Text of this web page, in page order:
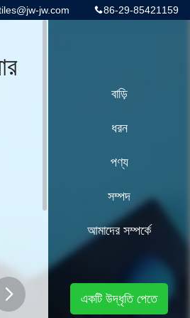
86-29-85421159
jw.com
বাড়ি
ধরন
পণ্য
সম্পদ
আমাদের সম্পর্কে
একটি উদ্ধৃতি পেতে